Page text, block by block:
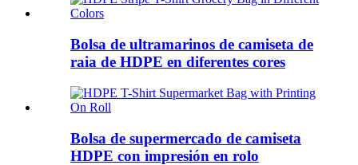
Bolsa de ultramarinos de camiseta de
raia de HDPE en diferentes cores
Bolsa de supermercado de camiseta
HDPE con impresión en rolo